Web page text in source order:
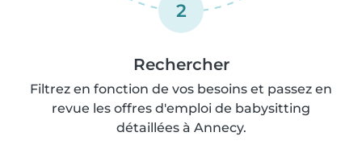
2
Rechercher
Filtrez en fonction de vos besoins et passez en
revue les offres d'emploi de babysitting
détaillées à Annecy.